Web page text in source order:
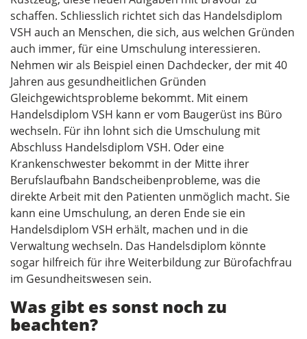
schaffen. Schliesslich richtet sich das Handelsdiplom
VSH auch an Menschen, die sich, aus welchen Gründen
auch immer, für eine Umschulung interessieren.
Nehmen wir als Beispiel einen Dachdecker, der mit 40
Jahren aus gesundheitlichen Gründen
Gleichgewichtsprobleme bekommt. Mit einem
Handelsdiplom VSH kann er vom Baugerüst ins Büro
wechseln. Für ihn lohnt sich die Umschulung mit
Abschluss Handelsdiplom VSH. Oder eine
Krankenschwester bekommt in der Mitte ihrer
Berufslaufbahn Bandscheibenprobleme, was die
direkte Arbeit mit den Patienten unmöglich macht. Sie
kann eine Umschulung, an deren Ende sie ein
Handelsdiplom VSH erhält, machen und in die
Verwaltung wechseln. Das Handelsdiplom könnte
sogar hilfreich für ihre Weiterbildung zur Bürofachfrau
im Gesundheitswesen sein.
Was gibt es sonst noch zu
beachten?